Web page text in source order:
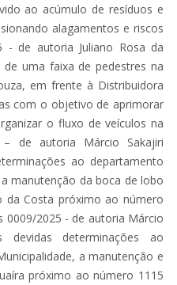
ao acúmulo de resíduos e
alagamentos e riscos
- de autoria Juliano Rosa da
uma faixa de pedestres na
em frente à Distribuidora
com o objetivo de aprimorar
o fluxo de veículos na
– de autoria Márcio Sakajiri
ao departamento
manutenção da boca de lobo
da Costa próximo ao número
0009/2025 - de autoria Márcio
determinações ao
a manutenção e
próximo ao número 1115